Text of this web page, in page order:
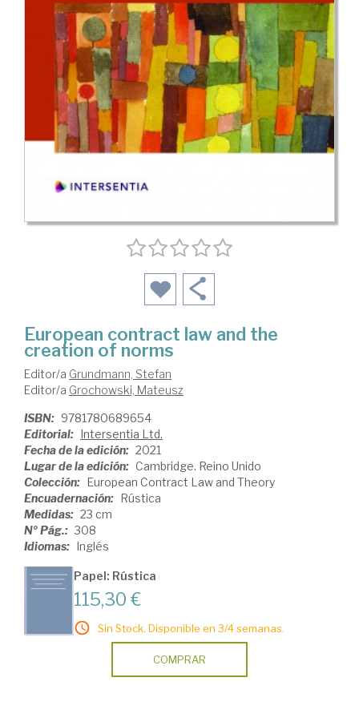
European contract law and the
creation of norms
Editor/a Grundmann, Stefan
Editor/a Grochowski, Mateusz
ISBN: 9781780689654
Editorial: Intersentia Ltd.
Fecha de la edición: 2021
Lugar de la edición: Cambridge. Reino Unido
Colección: European Contract Law and Theory
Encuadernación: Rústica
Medidas: 23 cm
Nº Pág.: 308
Idiomas: Inglés
Papel: Rústica
115,30 €
Sin Stock. Disponible en 3/4 semanas.
COMPRAR